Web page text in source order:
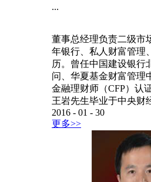
...
董事总经理负责二级市
年银行、私人财富管理
历。曾任中国建设银行
问、华夏基金财富管理
金融理财师（CFP）认
王岩先生毕业于中央财
2016 - 01 - 30
更多>>